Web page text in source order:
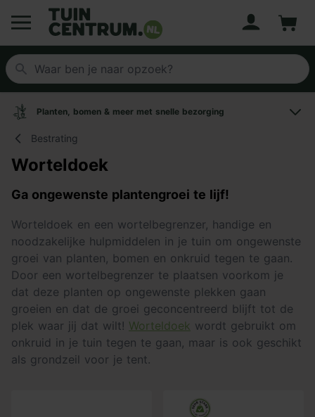
Logo Tuincentrum.nl
Planten, bomen & meer met snelle bezorging
Bestrating
Worteldoek
Ga ongewenste plantengroei te lijf!
Worteldoek en een wortelbegrenzer, handige en
noodzakelijke hulpmiddelen in je tuin om ongewenste
groei van planten, bomen en onkruid tegen te gaan.
Door een wortelbegrenzer te plaatsen voorkom je
dat deze planten op ongewenste plekken gaan
groeien en dat de groei geconcentreerd blijft tot de
plek waar jij dat wilt! Worteldoek wordt gebruikt om
onkruid in je tuin tegen te gaan, maar is ook geschikt
als grondzeil voor je tent.